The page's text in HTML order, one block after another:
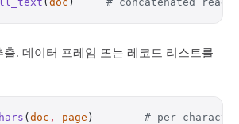
. 데이터 프레임 또는 레코드 리스트를
( doc , page ) # per-